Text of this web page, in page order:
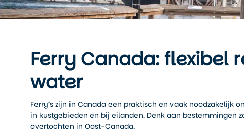
Ferry Canada: flexibel
water
Ferry’s zijn in Canada een praktisch en vaak noodzakelijk
in kustgebieden en bij eilanden. Denk aan bestemmingen
overtochten in Oost-Canada.